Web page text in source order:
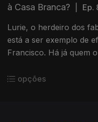
à Casa Branca?
Ep.
Lurie, o herdeiro dos
está a ser exemplo de
Francisco. Há já quem
Francisco Sena Santos.
opções